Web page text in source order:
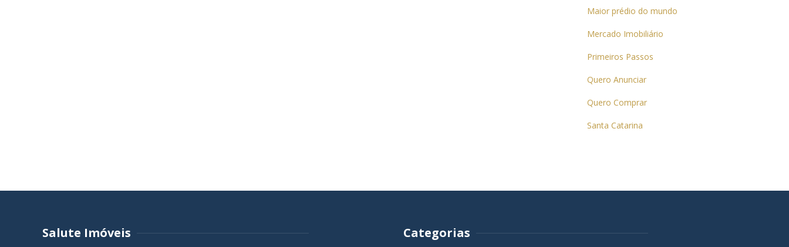
Maior prédio do mundo
Mercado Imobiliário
Primeiros Passos
Quero Anunciar
Quero Comprar
Santa Catarina
Salute Imóveis Categorias